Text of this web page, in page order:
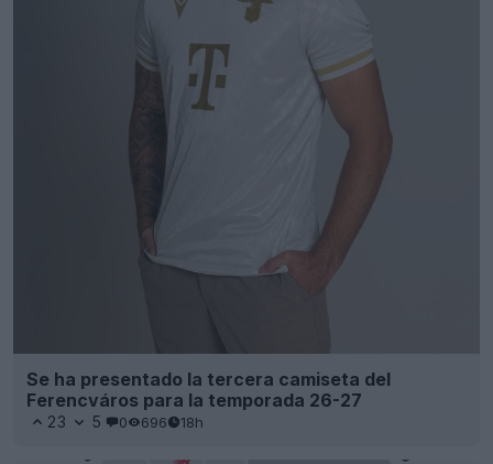
Se ha presentado la tercera camiseta del
Ferencváros para la temporada 26-27
23 5 0 696 18h